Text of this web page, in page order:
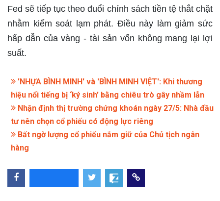
Fed sẽ tiếp tục theo đuổi chính sách tiền tệ thắt chặt
nhằm kiểm soát lạm phát. Điều này làm giảm sức
hấp dẫn của vàng - tài sản vốn không mang lại lợi
suất.
'NHỰA BÌNH MINH' và 'BÌNH MINH VIỆT': Khi thương
hiệu nổi tiếng bị ‘ký sinh’ bằng chiêu trò gây nhầm lẫn
Nhận định thị trường chứng khoán ngày 27/5: Nhà đầu
tư nên chọn cổ phiếu có động lực riêng
Bất ngờ lượng cổ phiếu nắm giữ của Chủ tịch ngân
hàng